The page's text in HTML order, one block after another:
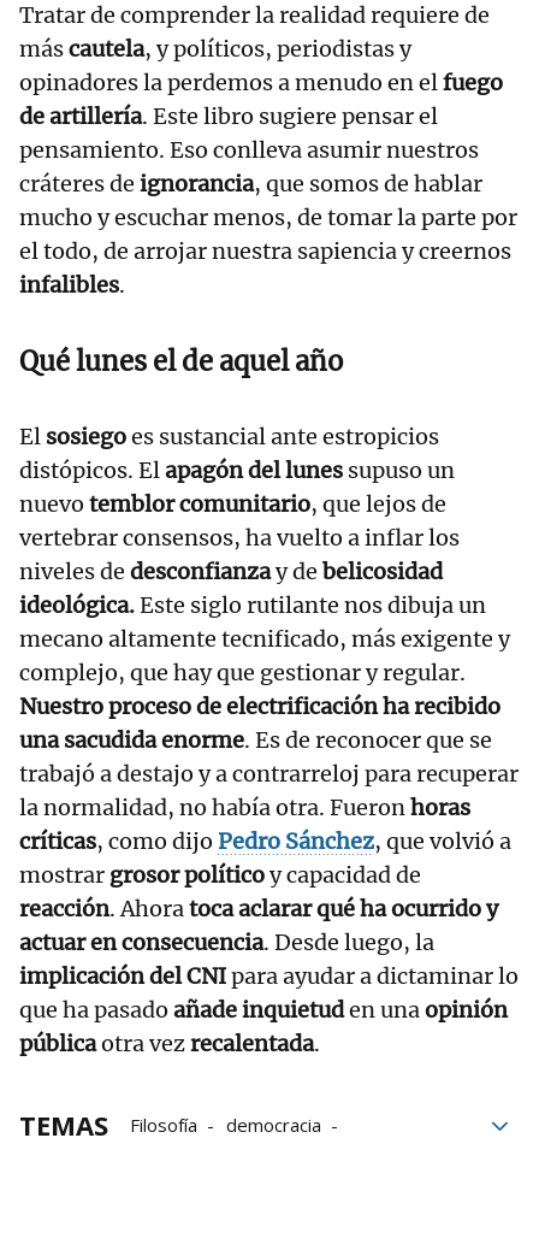
Tratar de comprender la realidad requiere de
máscautela, y políticos, periodistas y
opinadores la perdemos a menudo en elfuego
de artillería. Este libro sugiere pensar el
pensamiento. Eso conlleva asumir nuestros
cráteres de ignorancia, que somos de hablar
mucho y escuchar menos, de tomar la parte por
el todo, de arrojar nuestra sapiencia y creernos
infalibles.
Qué lunes el de aquel año
El sosiegoes sustancial ante estropicios
distópicos. Elapagón del lunes supuso un
nuevo temblor comunitario, que lejos de
vertebrar consensos, ha vuelto a inflar los
niveles de desconfianzay de belicosidad
ideológica.Este siglo rutilante nos dibuja un
mecano altamente tecnificado, más exigente y
complejo, que hay que gestionar y regular.
Nuestro proceso de electrificación ha recibido
una sacudida enorme. Es de reconocer que se
trabajó a destajo y a contrarreloj para recuperar
la normalidad, no había otra. Fueronhoras
críticas, como dijo Pedro Sánchez, que volvió a
mostrar grosor políticoy capacidad de
reacción. Ahoratoca aclarar qué ha ocurrido y
actuar en consecuencia. Desde luego, la
implicación del CNIpara ayudar a dictaminar lo
que ha pasado añade inquietuden unaopinión
públicaotra vezrecalentada.
TEMAS Filosofía
democracia